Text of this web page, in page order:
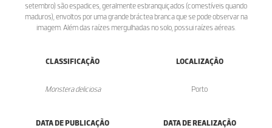
setembro) são espadices, geralmente esbranquiçados (comestíveis quando
maduros), envoltos por uma grande bráctea branca que se pode observar na
imagem. Além das raízes mergulhadas no solo, possui raízes aéreas.
CLASSIFICAÇÃO
Monstera deliciosa
LOCALIZAÇÃO
Porto
DATA DE PUBLICAÇÃO DATA DE REALIZAÇÃO